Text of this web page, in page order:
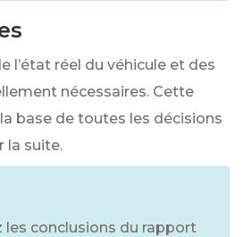
l’état réel du véhicule et des
nécessaires. Cette
base de toutes les décisions
la suite.
les conclusions du rapport